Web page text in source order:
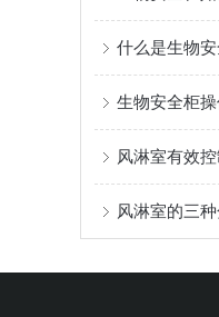
生物安全柜
风淋室有效
风淋室的三